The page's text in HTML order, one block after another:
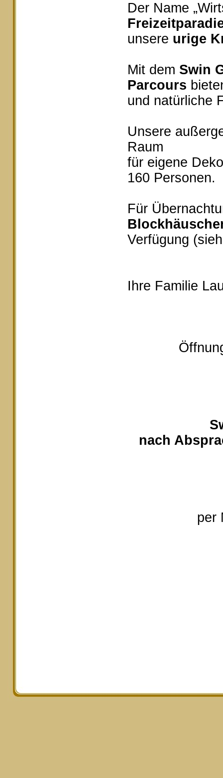
Der Name
unsere urige
Mit dem Swin
Parcours
und natürliche
Unsere
Raum
für eigene
160 Personen.
Für
Verfügung
Ihre Familie
nach
per